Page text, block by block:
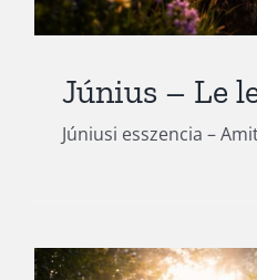
Június – Le
Júniusi esszencia –